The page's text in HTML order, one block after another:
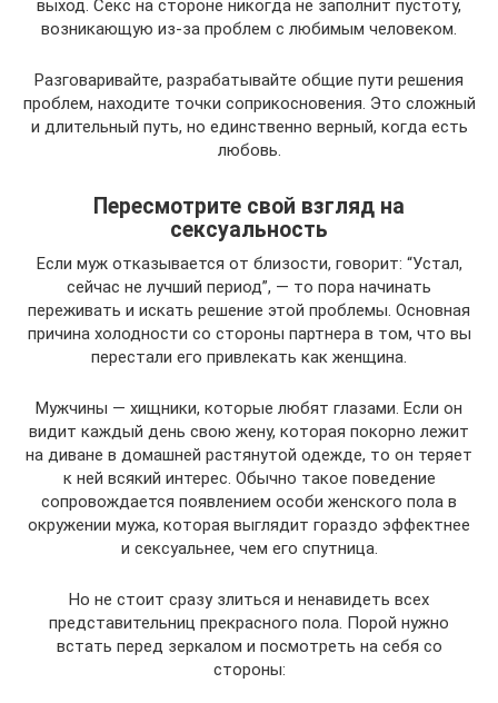
выход. Секс на стороне никогда не заполнит пустоту,
возникающую из-за проблем с любимым человеком.
Разговаривайте, разрабатывайте общие пути решения
проблем, находите точки соприкосновения. Это сложный
и длительный путь, но единственно верный, когда есть
любовь.
Пересмотрите свой взгляд на
сексуальность
Если муж отказывается от близости, говорит: “Устал,
сейчас не лучший период”, — то пора начинать
переживать и искать решение этой проблемы. Основная
причина холодности со стороны партнера в том, что вы
перестали его привлекать как женщина.
Мужчины — хищники, которые любят глазами. Если он
видит каждый день свою жену, которая покорно лежит
на диване в домашней растянутой одежде, то он теряет
к ней всякий интерес. Обычно такое поведение
сопровождается появлением особи женского пола в
окружении мужа, которая выглядит гораздо эффектнее
и сексуальнее, чем его спутница.
Но не стоит сразу злиться и ненавидеть всех
представительниц прекрасного пола. Порой нужно
встать перед зеркалом и посмотреть на себя со
стороны: